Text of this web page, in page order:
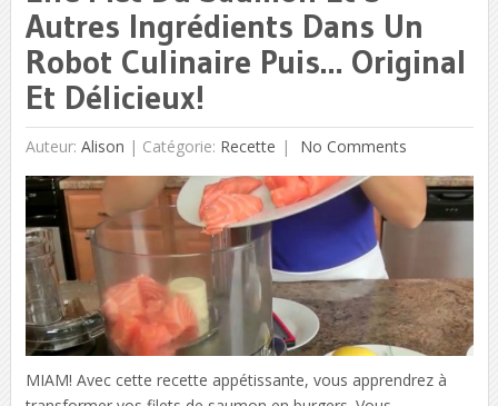
Autres Ingrédients Dans Un
Robot Culinaire Puis… Original
Et Délicieux!
Auteur: Alison | Catégorie: Recette No Comments
MIAM! Avec cette recette appétissante, vous apprendrez à